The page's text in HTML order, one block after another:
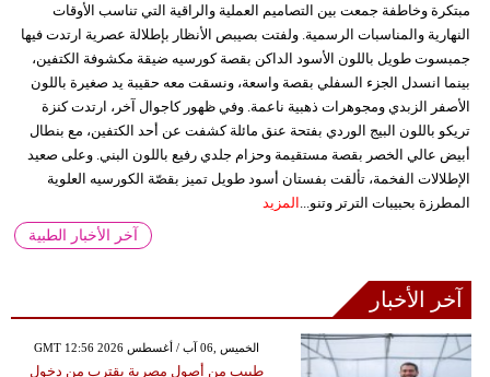
مبتكرة وخاطفة جمعت بين التصاميم العملية والراقية التي تناسب الأوقات
النهارية والمناسبات الرسمية. ولفتت بصيبص الأنظار بإطلالة عصرية ارتدت فيها
جمبسوت طويل باللون الأسود الداكن بقصة كورسيه ضيقة مكشوفة الكتفين،
بينما انسدل الجزء السفلي بقصة واسعة، ونسقت معه حقيبة يد صغيرة باللون
الأصفر الزبدي ومجوهرات ذهبية ناعمة. وفي ظهور كاجوال آخر، ارتدت كنزة
تريكو باللون البيج الوردي بفتحة عنق مائلة كشفت عن أحد الكتفين، مع بنطال
أبيض عالي الخصر بقصة مستقيمة وحزام جلدي رفيع باللون البني. وعلى صعيد
الإطلالات الفخمة، تألقت بفستان أسود طويل تميز بقصّة الكورسيه العلوية
المطرزة بحبيبات الترتر وتنو... المزيد
آخر الأخبار الطبية
آخر الأخبار
GMT 12:56 2026 الخميس ,06 آب / أغسطس
طبيب من أصول مصرية يقترب من دخول